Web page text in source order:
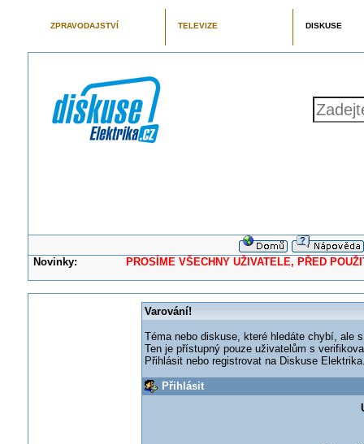
ZPRAVODAJSTVÍ TELEVIZE DISKUSE
Novinky: PROSÍME VŠECHNY UŽIVATELE, PŘED
Varování!
Téma nebo diskuse, které hledáte chybí, ale
Ten je přístupný pouze uživatelům s
Přihlásit nebo registrovat na Diskuse
Přihlásit